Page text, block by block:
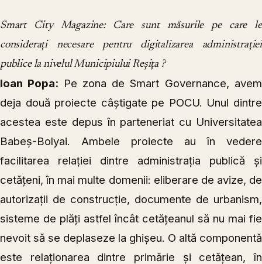
Smart City Magazine: Care sunt măsurile pe care le
considerați necesare pentru digitalizarea administrației
publice la nivelul Municipiului Reșița ?
Ioan Popa: Pe zona de Smart Governance, avem
deja două proiecte câștigate pe POCU. Unul dintre
acestea este depus în parteneriat cu Universitatea
Babeș-Bolyai. Ambele proiecte au în vedere
facilitarea relației dintre administrația publică și
cetățeni, în mai multe domenii: eliberare de avize, de
autorizații de construcție, documente de urbanism,
sisteme de plăți astfel încât cetățeanul să nu mai fie
nevoit să se deplaseze la ghișeu. O altă componentă
este relaționarea dintre primărie și cetățean, în